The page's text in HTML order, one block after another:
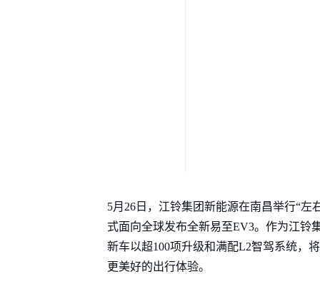
5月26日，江铃集团新能源在南昌举行“
式面向全球发布全新易至EV3。作为江铃
新车以超100项升级和满配L2智驾系统，
更美好的出行体验。